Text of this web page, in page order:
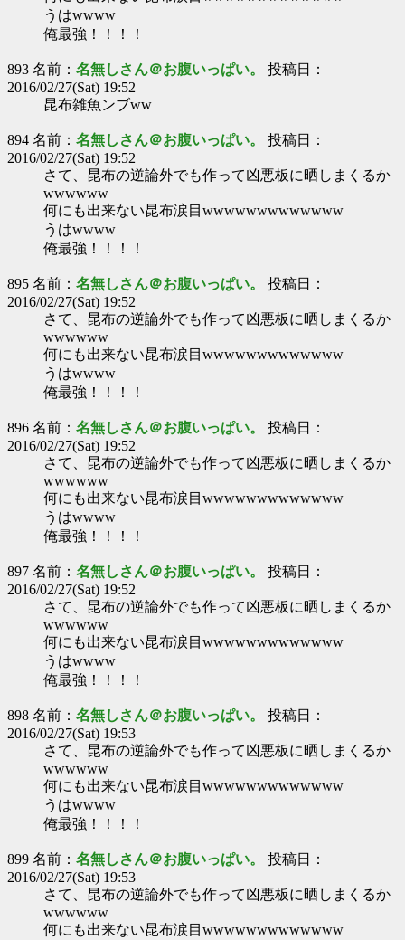
うはwwww
俺最強！！！！
893 名前： 名無しさん＠お腹いっぱい。 投稿日：
2016/02/27(Sat) 19:52
昆布雑魚ンブww
894 名前： 名無しさん＠お腹いっぱい。 投稿日：
2016/02/27(Sat) 19:52
さて、昆布の逆論外でも作って凶悪板に晒しまくるか
wwwwww
何にも出来ない昆布涙目wwwwwwwwwwwww
うはwwww
俺最強！！！！
895 名前： 名無しさん＠お腹いっぱい。 投稿日：
2016/02/27(Sat) 19:52
さて、昆布の逆論外でも作って凶悪板に晒しまくるか
wwwwww
何にも出来ない昆布涙目wwwwwwwwwwwww
うはwwww
俺最強！！！！
896 名前： 名無しさん＠お腹いっぱい。 投稿日：
2016/02/27(Sat) 19:52
さて、昆布の逆論外でも作って凶悪板に晒しまくるか
wwwwww
何にも出来ない昆布涙目wwwwwwwwwwwww
うはwwww
俺最強！！！！
897 名前： 名無しさん＠お腹いっぱい。 投稿日：
2016/02/27(Sat) 19:52
さて、昆布の逆論外でも作って凶悪板に晒しまくるか
wwwwww
何にも出来ない昆布涙目wwwwwwwwwwwww
うはwwww
俺最強！！！！
898 名前： 名無しさん＠お腹いっぱい。 投稿日：
2016/02/27(Sat) 19:53
さて、昆布の逆論外でも作って凶悪板に晒しまくるか
wwwwww
何にも出来ない昆布涙目wwwwwwwwwwwww
うはwwww
俺最強！！！！
899 名前： 名無しさん＠お腹いっぱい。 投稿日：
2016/02/27(Sat) 19:53
さて、昆布の逆論外でも作って凶悪板に晒しまくるか
wwwwww
何にも出来ない昆布涙目wwwwwwwwwwwww